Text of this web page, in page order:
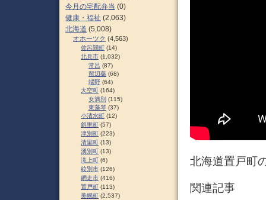
北海道置戸町
関連記事
今月の宅配弁当 (0)
健康・福祉 (2,063)
北海道 (5,008)
オホーツク (4,563)
佐呂間町 (14)
北見市 (1,032)
常呂 (87)
留辺蘂 (68)
端野 (64)
大空町 (164)
女満別 (115)
東藻琴 (37)
小清水町 (12)
斜里町 (57)
津別町 (223)
清里町 (13)
湧別町 (13)
滝上町 (6)
紋別市 (126)
網走市 (416)
置戸町 (113)
美幌町 (2,537)